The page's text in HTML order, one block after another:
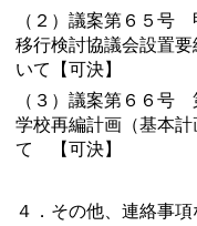
（２）議案第６５号
移行検討協議会設置
いて【可決】
（３）議案第６６号
学校再編計画（基本
て 【可決】
４．その他、連絡事項